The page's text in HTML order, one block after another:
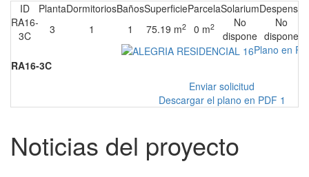
ID PlantaDormitoriosBañosSuperficieParcelaSolariumDespensa
RA16-
3C
3 1 1 75.19 m2 0 m2
No
dispone
No
dispone
Plano en
RA16-3C
Enviar solicitud
Descargar el plano en PDF 1
Noticias del proyecto